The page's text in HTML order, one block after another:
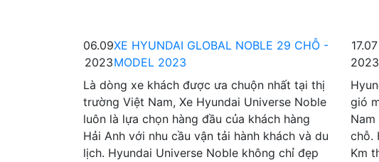
06.09
2023
XE HYUNDAI GLOBAL NOBLE 29 CHỖ -
MODEL 2023
Là dòng xe khách được ưa chuộn nhất tại thị
trường Việt Nam, Xe Hyundai Universe Noble
luôn là lựa chọn hàng đầu của khách hàng
Hải Anh với nhu cầu vận tải hành khách và du
lịch. Hyundai Universe Noble không chỉ đẹp
17.07
2023
gió
chỗ.
Km